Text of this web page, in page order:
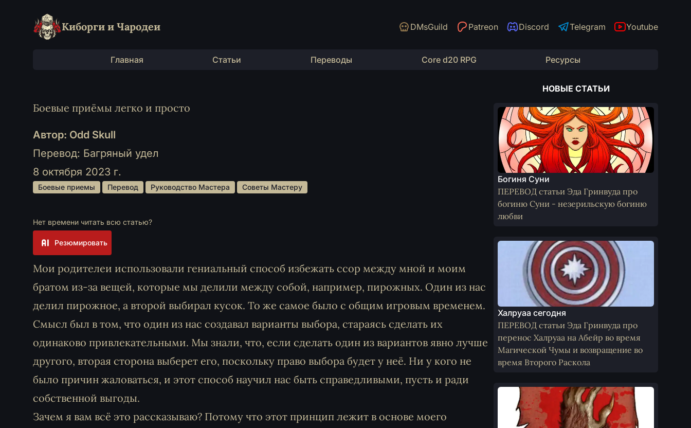
Киборги и Чародеи DMsGuild Patreon Discord Telegram Youtube
Главная Статьи Переводы Core d20 RPG Ресурсы
Боевые приёмы легко и просто
Автор: Odd Skull
Перевод: Багряный удел
8 октября 2023 г.
Боевые приемы Перевод Руководство Мастера Советы Мастеру
Нет времени читать всю статью?
Резюмировать
Мои родителеи использовали гениальный способ избежать ссор между мной и моим
братом из-за вещей, которые мы делили между собой, например, пирожных. Один из нас
делил пирожное, а второй выбирал кусок. То же самое было с общим игровым временем.
Смысл был в том, что один из нас создавал варианты выбора, стараясь сделать их
одинаково привлекательными. Мы знали, что, если сделать один из вариантов явно лучше
другого, вторая сторона выберет его, поскольку право выбора будет у неё. Ни у кого не
было причин жаловаться, и этот способ научил нас быть справедливыми, пусть и ради
собственной выгоды.
Зачем я вам всё это рассказываю? Потому что этот принцип лежит в основе моего
НОВЫЕ СТАТЬИ
Богиня Суни
ПЕРЕВОД статьи Эда Гринвуда про
богиню Суни - незерильскую богиню
любви
Халруаа сегодня
ПЕРЕВОД статьи Эда Гринвуда про
перенос Халруаа на Абейр во время
Магической Чумы и возвращение во
время Второго Раскола